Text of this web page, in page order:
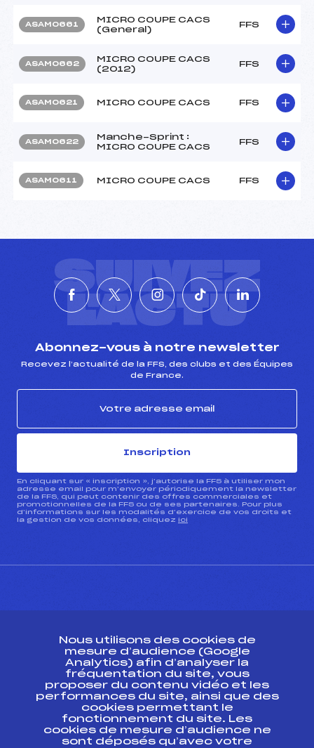
ASAM0661
MICRO COUPE CACS
(General)
FFS
ASAM0662
MICRO COUPE CACS
(2012)
FFS
ASAM0621 MICRO COUPE CACS FFS
ASAM0622
Manche-Sprint :
MICRO COUPE CACS
FFS
ASAM0611 MICRO COUPE CACS FFS
SUIVEZ
L'ACTU
Abonnez-vous à notre newsletter
Recevez l’actualité de la FFS, des clubs et des Équipes
de France.
Inscription
En cliquant sur « inscription », j’autorise la FFS à utiliser mon
adresse email pour m’envoyer périodiquement la newsletter
de la FFS, qui peut contenir des offres commerciales et
promotionnelles de la FFS ou de ses partenaires. Pour plus
d’informations sur les modalités d’exercice de vos droits et
la gestion de vos données, cliquez ici
ESPACE PRESSE
Ressources
Pass’Neige
Projet sportif fédéral
Projet de performance fédéral
Antidopage
Nous utilisons des cookies de
mesure d’audience (Google
Analytics) afin d’analyser la
fréquentation du site, vous
proposer du contenu vidéo et les
performances du site, ainsi que des
cookies permettant le
fonctionnement du site. Les
cookies de mesure d’audience ne
sont déposés qu’avec votre